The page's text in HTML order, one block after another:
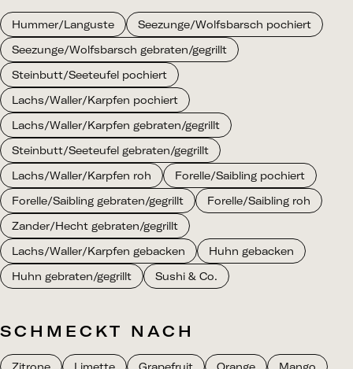
Hummer/Languste
Seezunge/Wolfsbarsch pochiert
Seezunge/Wolfsbarsch gebraten/gegrillt
Steinbutt/Seeteufel pochiert
Lachs/Waller/Karpfen pochiert
Lachs/Waller/Karpfen gebraten/gegrillt
Steinbutt/Seeteufel gebraten/gegrillt
Lachs/Waller/Karpfen roh
Forelle/Saibling pochiert
Forelle/Saibling gebraten/gegrillt
Forelle/Saibling roh
Zander/Hecht gebraten/gegrillt
Lachs/Waller/Karpfen gebacken
Huhn gebacken
Huhn gebraten/gegrillt
Sushi & Co.
SCHMECKT NACH